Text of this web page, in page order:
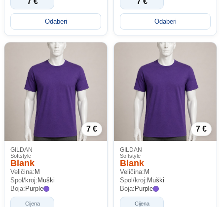
Odaberi Odaberi
7 €
GILDAN
Softstyle
Blank
Veličina: M
Spol/kroj: Muški
Boja: Purple
Cijena
7 €
GILDAN
Softstyle
Blank
Veličina: M
Spol/kroj: Muški
Boja: Purple
Cijena